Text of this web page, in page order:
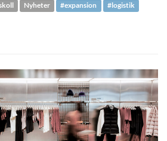
Nyheter #expansion #logistik